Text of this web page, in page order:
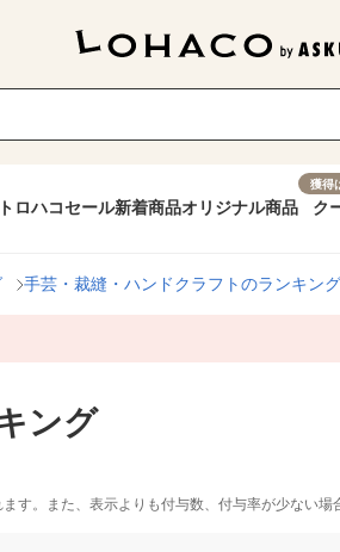
ロハコセール新着商品オリジナル商品
獲得
ク
手芸・裁縫・ハンドクラフトのランキング
ング
す。また、表示よりも付与数、付与率が少ない場